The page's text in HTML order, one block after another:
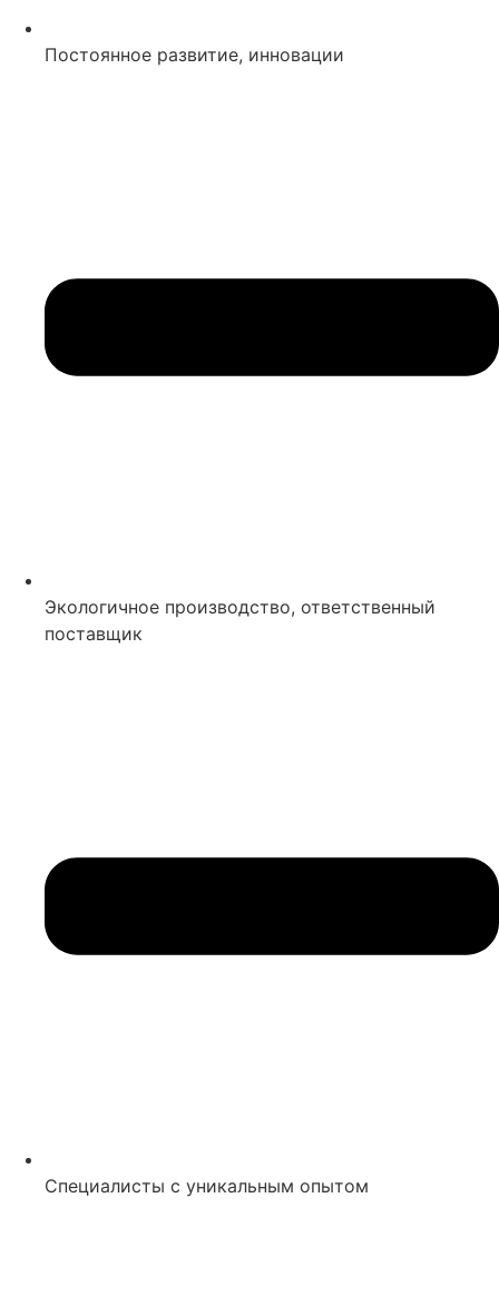
Постоянное развитие, инновации
Экологичное производство, ответственный
поставщик
Специалисты с уникальным опытом